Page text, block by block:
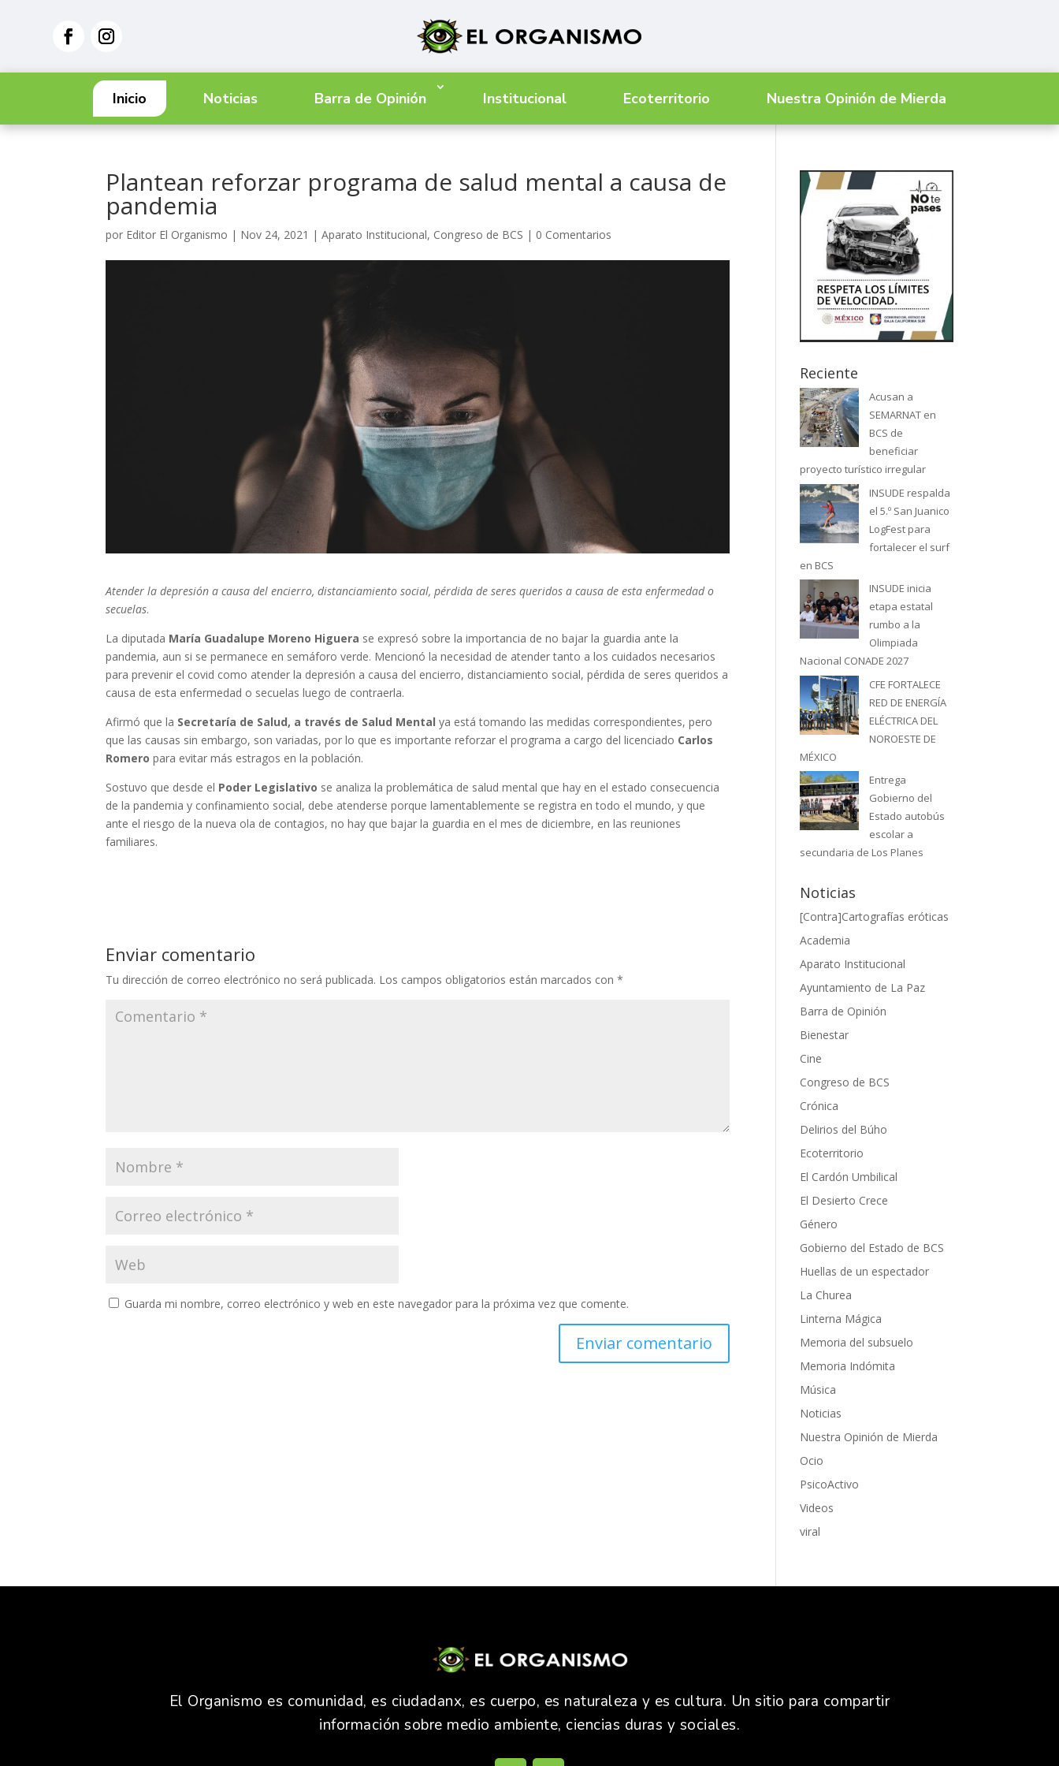
Inicio Noticias Barra de Opinión Institucional Ecoterritorio Nuestra Opinión de Mierda
Plantean reforzar programa de salud mental a causa de
pandemia
por Editor El Organismo | Nov 24, 2021 |Aparato Institucional, Congreso de BCS | 0 Comentarios
Atender la depresión a causa del encierro, distanciamiento social, pérdida de seres queridos a causa de esta enfermedad o
secuelas.
La diputada María Guadalupe Moreno Higuera se expresó sobre la importancia de no bajar la guardia ante la
pandemia, aun si se permanece en semáforo verde. Mencionó la necesidad de atender tanto a los cuidados necesarios
para prevenir el covid como atender la depresión a causa del encierro, distanciamiento social, pérdida de seres queridos a
causa de esta enfermedad o secuelas luego de contraerla.
Afirmó que la Secretaría de Salud, a través de Salud Mentalya está tomando las medidas correspondientes, pero
que las causas sin embargo, son variadas, por lo que es importante reforzar el programa a cargo del licenciado Carlos
Romero para evitar más estragos en la población.
Sostuvo que desde el Poder Legislativo se analiza la problemática de salud mental que hay en el estado consecuencia
de la pandemia y confinamiento social, debe atenderse porque lamentablemente se registra en todo el mundo, y que
ante el riesgo de la nueva ola de contagios, no hay que bajar la guardia en el mes de diciembre, en las reuniones
familiares.
Enviar comentario
Tu dirección de correo electrónico no será publicada. Los campos obligatorios están marcados con*
Guarda mi nombre, correo electrónico y web en este navegador para la próxima vez que comente.
Reciente
Acusan a
SEMARNAT en
BCS de
beneficiar
proyecto turístico irregular
INSUDE respalda
el 5.º San Juanico
LogFest para
fortalecer el surf
en BCS
INSUDE inicia
etapa estatal
rumbo a la
Olimpiada
Nacional CONADE 2027
CFE FORTALECE
RED DE ENERGÍA
ELÉCTRICA DEL
NOROESTE DE
MÉXICO
Entrega
Gobierno del
Estado autobús
escolar a
secundaria de Los Planes
Noticias
[Contra]Cartografías eróticas
Academia
Aparato Institucional
Ayuntamiento de La Paz
Barra de Opinión
Bienestar
Cine
Congreso de BCS
Crónica
Delirios del Búho
Ecoterritorio
El Cardón Umbilical
El Desierto Crece
Género
Gobierno del Estado de BCS
Huellas de un espectador
La Churea
Linterna Mágica
Memoria del subsuelo
Memoria Indómita
Música
Noticias
Nuestra Opinión de Mierda
Ocio
PsicoActivo
Videos
viral
El Organismo es comunidad, es ciudadanx, es cuerpo, es naturaleza y es cultura. Un sitio para compartir
información sobre medio ambiente, ciencias duras y sociales.